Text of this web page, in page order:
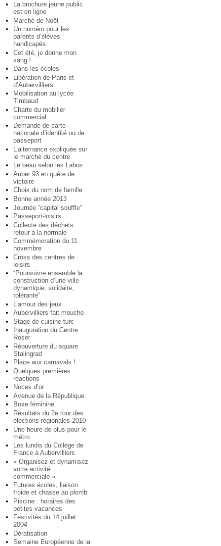
La brochure jeune public
est en ligne
Marché de Noël
Un numéro pour les
parents d’élèves
handicapés.
Cet été, je donne mon
sang !
Dans les écoles
Libération de Paris et
d’Aubervilliers
Mobilisation au lycée
Timbaud
Charte du mobilier
commercial
Demande de carte
nationale d’identité ou de
passeport
L’alternance expliquée sur
le marché du centre
Le beau selon les Labos
Auber 93 en quête de
victoire
Choix du nom de famille
Bonne année 2013
Journée “capital souffle”
Passeport-loisirs
Collecte des déchets :
retour à la normale
Commémoration du 11
novembre
Cross des centres de
loisirs
“Poursuivre ensemble la
construction d’une ville
dynamique, solidaire,
tolérante”
L’amour des jeux
Aubervilliers fait mouche
Stage de cuisine turc
Inauguration du Centre
Roser
Réouverture du square
Stalingrad
Place aux carnavals !
Quelques premières
réactions
Noces d’or
Avenue de la République
Boxe féminine
Résultats du 2e tour des
élections régionales 2010
Une heure de plus pour le
métro
Les lundis du Collège de
France à Aubervilliers
« Organisez et dynamisez
votre activité
commerciale »
Futures écoles, liaison
froide et chasse au plomb
Piscine : horaires des
petites vacances
Festivités du 14 juillet
2004
Dératisation
Semaine Européenne de la